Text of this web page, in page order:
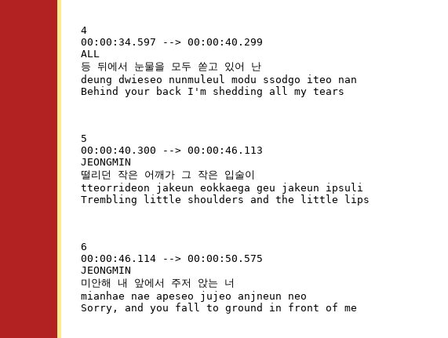
4
00:00:34.597 --> 00:00:40.299
ALL
등 뒤에서 눈물을 모두 쏟고 있어 난
deung dwieseo nunmuleul modu ssodgo iteo nan
5
00:00:40.300 --> 00:00:46.113
JEONGMIN
떨리던 작은 어깨가 그 작은 입술이
tteorrideon jakeun eokkaega geu jakeun ipsuli
6
00:00:46.114 --> 00:00:50.575
JEONGMIN
미안해 내 앞에서 주저 앉는 너
mianhae nae apeseo jujeo anjneun neo